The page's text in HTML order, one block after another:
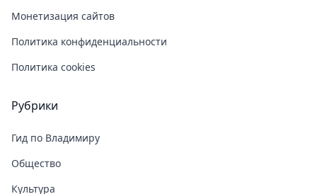
Монетизация сайтов
Политика конфиденциальности
Политика cookies
Рубрики
Гид по Владимиру
Общество
Культура